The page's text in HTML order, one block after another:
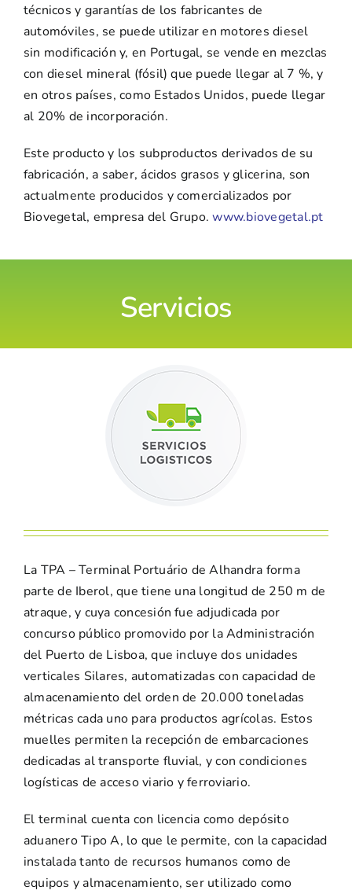
técnicos y garantías de los fabricantes de
automóviles, se puede utilizar en motores diesel
sin modificación y, en Portugal, se vende en mezclas
con diesel mineral (fósil) que puede llegar al 7 %, y
en otros países, como Estados Unidos, puede llegar
al 20% de incorporación.
Este producto y los subproductos derivados de su
fabricación, a saber, ácidos grasos y glicerina, son
actualmente producidos y comercializados por
Biovegetal, empresa del Grupo.www.biovegetal.pt
Servicios
La TPA – Terminal Portuário de Alhandra forma
parte de Iberol, que tiene una longitud de 250 m de
atraque, y cuya concesión fue adjudicada por
concurso público promovido por la Administración
del Puerto de Lisboa, que incluye dos unidades
verticales Silares, automatizadas con capacidad de
almacenamiento del orden de 20.000 toneladas
métricas cada uno para productos agrícolas. Estos
muelles permiten la recepción de embarcaciones
dedicadas al transporte fluvial, y con condiciones
logísticas de acceso viario y ferroviario.
El terminal cuenta con licencia como depósito
aduanero Tipo A, lo que le permite, con la capacidad
instalada tanto de recursos humanos como de
equipos y almacenamiento, ser utilizado como